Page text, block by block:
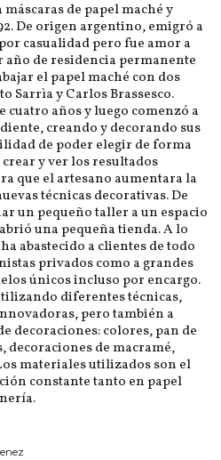
de papel maché y
De origen argentino, emigró a
casualidad pero fue amor a
de residencia permanente
el papel maché con dos
Sarrìa y Carlos Brassesco.
años y luego comenzó a
creando y decorando sus
de poder elegir de forma
y ver los resultados
que el artesano aumentara la
técnicas decorativas. De
un pequeño taller a un espacio
una pequeña tienda. A lo
abastecido a clientes de todo
privados como a grandes
únicos incluso por encargo.
diferentes técnicas,
pero también a
decoraciones: colores, pan de
decoraciones de macramé,
materiales utilizados son el
constante tanto en papel